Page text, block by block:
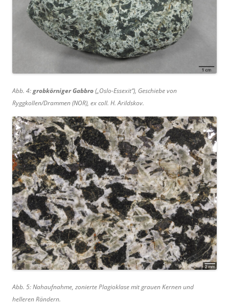
Abb. 4:grobkörniger Gabbro(„Oslo-Essexit“), Geschiebe von
Ryggkollen/Drammen (NOR), ex coll. H. Arildskov.
Abb. 5: Nahaufnahme, zonierte Plagioklase mit grauen Kernen und
helleren Rändern.